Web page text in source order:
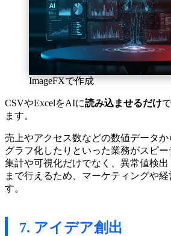
ImageFXで作成
CSVやExcelをAIに読み込ませるだけで
ます。
売上やアクセス数などの数値データか
グラフ化したりといった業務がスピー
集計や可視化だけでなく、異常値検
まで行えるため、マーケティングや
す。
7. アイデア創出